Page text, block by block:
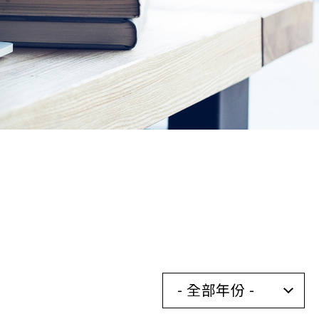
- 全部年份 -